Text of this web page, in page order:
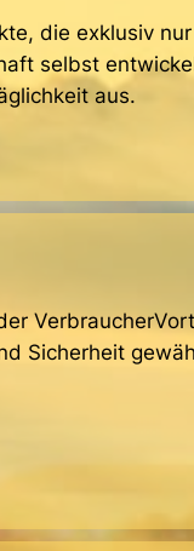
die exklusiv
selbst
aus.
Sicherheit